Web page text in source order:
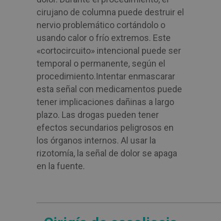
cirujano de columna puede destruir el
nervio problemático cortándolo o
usando calor o frío extremos. Este
«cortocircuito» intencional puede ser
temporal o permanente, según el
procedimiento.Intentar enmascarar
esta señal con medicamentos puede
tener implicaciones dañinas a largo
plazo. Las drogas pueden tener
efectos secundarios peligrosos en
los órganos internos. Al usar la
rizotomía, la señal de dolor se apaga
en la fuente.